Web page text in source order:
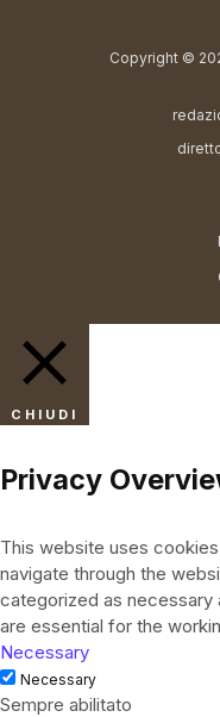
Copyright ©
CHIUDI
Privacy
This website uses
navigate through the
categorized as necessary
are essential for the
Necessary
Necessary
Sempre abilitato